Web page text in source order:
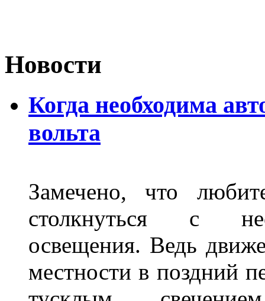
Новости
Когда необходима
вольта
Замечено, что
столкнуться с
освещения. Ведь
местности в поздний